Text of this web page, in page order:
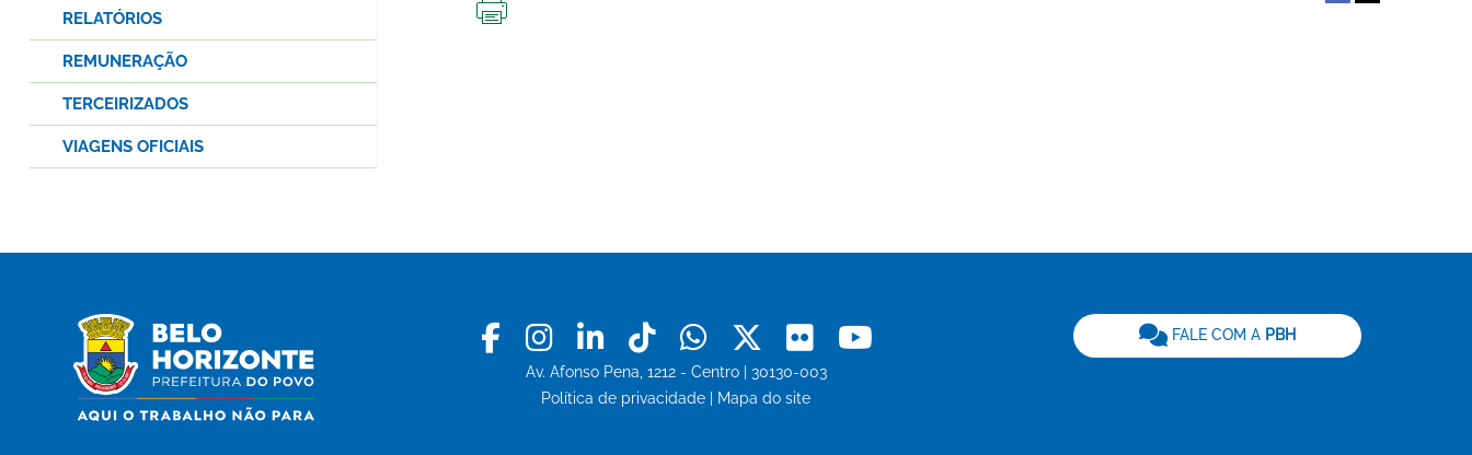
RELATÓRIOS
REMUNERAÇÃO
TERCEIRIZADOS
VIAGENS OFICIAIS
Facebook
Instagram
LinkedinTiktokWhatsapp
X Flickr
Av. Afonso Pena, 1212 - Centro | 30130-003
Política de privacidade
Mapa do site
FALE COM A PBH